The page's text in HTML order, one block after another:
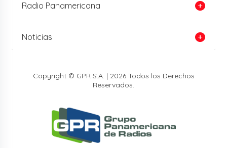
Radio Panamericana
Noticias
Copyright © GPR S.A. | 2026 Todos los Derechos
Reservados.